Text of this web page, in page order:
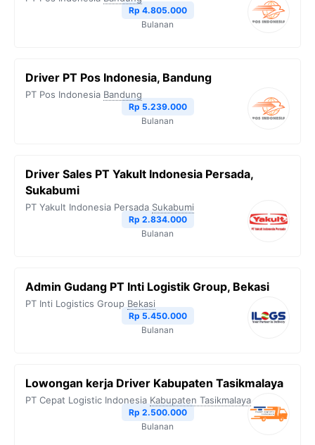
Rp 4.805.000
Bulanan
Driver PT Pos Indonesia, Bandung
PT Pos Indonesia Bandung
Rp 5.239.000
Bulanan
Driver Sales PT Yakult Indonesia Persada,
Sukabumi
PT Yakult Indonesia Persada Sukabumi
Rp 2.834.000
Bulanan
Admin Gudang PT Inti Logistik Group, Bekasi
PT Inti Logistics Group Bekasi
Rp 5.450.000
Bulanan
Lowongan kerja Driver Kabupaten Tasikmalaya
PT Cepat Logistic Indonesia Kabupaten Tasikmalaya
Rp 2.500.000
Bulanan